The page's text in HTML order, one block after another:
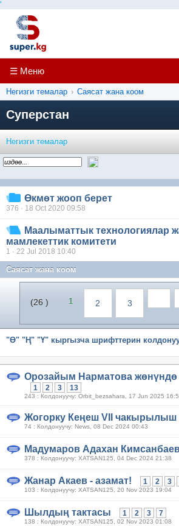
'
☰ Меню
Негизги темалар › Саясат жана коом
Суперстан
Негизги темалар
Өкмөт жооп берет
376 · 18 Oct 2020 09:58
Маалыматтык технологиялар
мамлекеттик комитети
1 · 22 Jul 2018 10:40
Саясат жана коом
(26 ) 1 2 3
"Ө" "Ң" "Ү" кыргызча шрифттерин
Орозайым Нарматова жөнүндө
1 2 3 13
243 : Колдонуучу: Orbit_bezsahara, 17 Jun 2025
Жогорку Кеңеш VII чакырылыш
74 : Колдонуучу: News, 08 Dec 2024 00:43
Мадумаров Адахан
378 : Колдонуучу: XATSAN125, 04 Dec 2024 21:38
Жанар Акаев - азамат! 1 2 3
103 : Колдонуучу: XATSAN125, 20 Nov 2023 19:04
Шылдың тактасы 1 2 3 7
138 : Колдонуучу: XATSAN125, 02 Nov 2023 01:08